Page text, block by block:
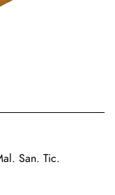
San. Tic.